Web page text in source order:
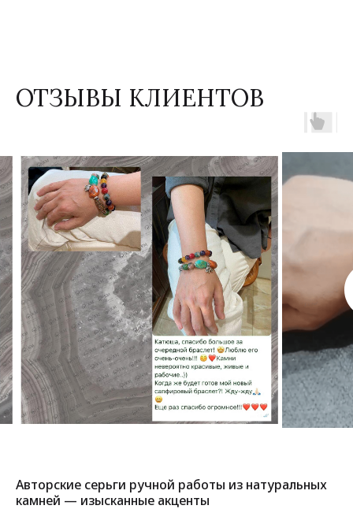
ОТЗЫВЫ КЛИЕНТОВ
Авторские серьги ручной работы из натуральных
камней — изысканные акценты